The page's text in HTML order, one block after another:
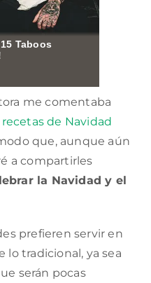
me comentaba
recetas de Navidad
que, aunque aún
a compartirles
la Navidad y el
prefieren servir en
lo tradicional, ya sea
serán pocas